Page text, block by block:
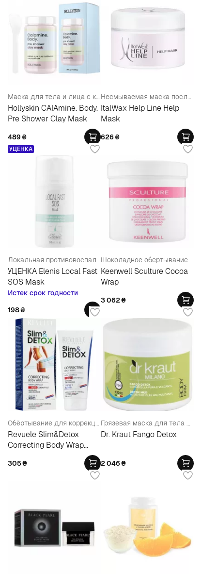
Маска для тела и лица с каламином
Hollyskin CAIAmine. Body.
Pre Shower Clay Mask
489₴
Несмываемая маска после депиляции
ItalWax Help Line Help
Mask
626₴
Локальная противовоспалительная маска
УЦЕНКА Elenis Local Fast
SOS Mask
Истек срок годности
198₴
УЦЕНКА
Шоколадное обертывание для тела
Keenwell Sculture Cocoa
Wrap
3 062₴
Обёртывание для коррекции фигуры с горячим и холодным эффектом
Revuele Slim&Detox
Correcting Body Wrap
With Contrast Hot+Cold
Effect
305₴
Грязевая маска для тела и лица с очищающей глиной и вулканической пылью
Dr. Kraut Fango Detox
2 046₴